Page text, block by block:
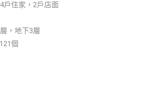
戶住家，2戶店面
，地下3層
個